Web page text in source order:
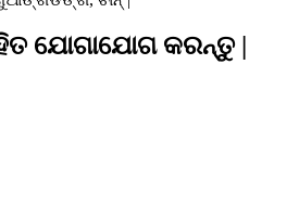
ଯୋଗାଯୋଗ କରନ୍ତୁ |